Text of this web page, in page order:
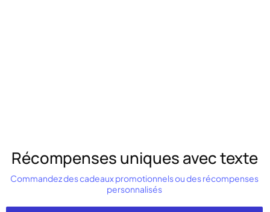
Récompenses uniques avec texte
Commandez des cadeaux promotionnels ou des récompenses
personnalisés